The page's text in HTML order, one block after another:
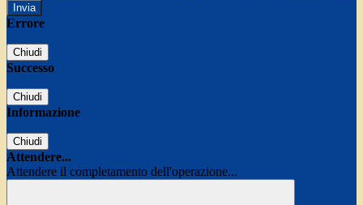
Errore
Chiudi
Successo
Chiudi
Informazione
Chiudi
Attendere...
Attendere il completamento dell'operazione...